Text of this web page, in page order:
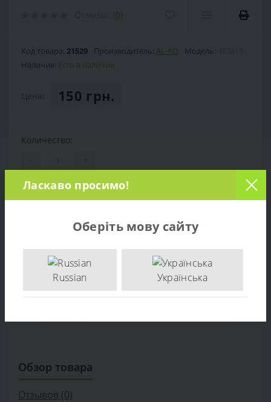
(0)
Код товара: 21529 Производитель: AL-KO Модель:
Наличие: Есть в наличии
150 грн.
Количество:
В КОРЗИНУ
Обзор товара
Отзывов (0)
Ласкаво просимо!
Оберіть мову сайту
Russian Українська